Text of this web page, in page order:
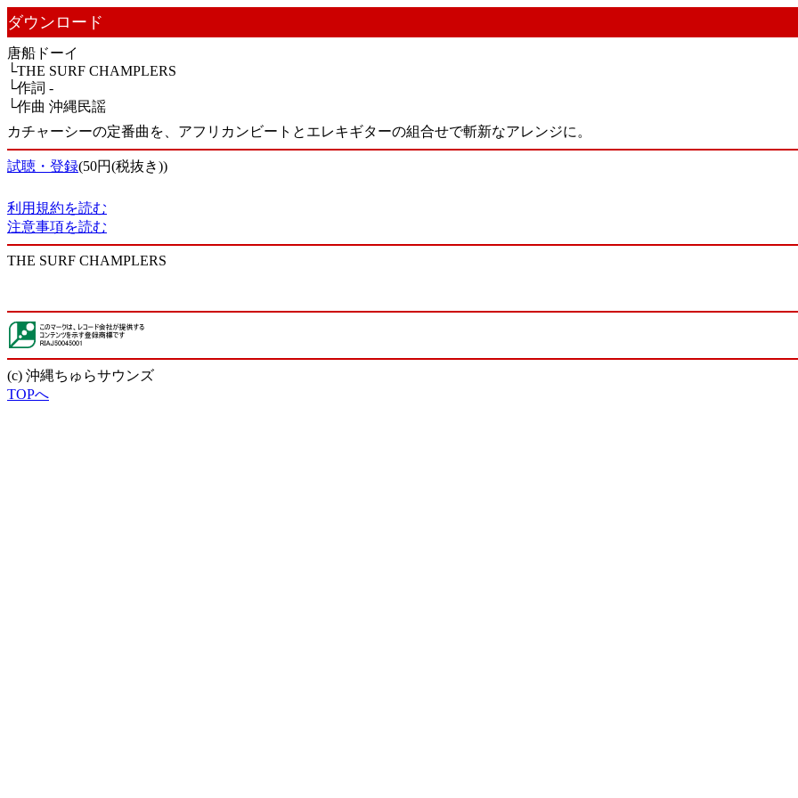
ダウンロード
唐船ドーイ
└THE SURF CHAMPLERS
└作詞 -
└作曲 沖縄民謡
カチャーシーの定番曲を、アフリカンビートとエレキギターの組合せで斬新なアレンジに。
試聴・登録(50円(税抜き))
利用規約を読む
注意事項を読む
THE SURF CHAMPLERS
(c) 沖縄ちゅらサウンズ
TOPへ